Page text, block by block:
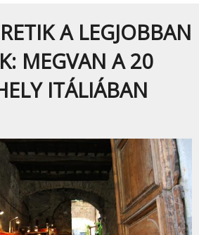
A LEGJOBBAN
MEGVAN A 20
ITÁLIÁBAN